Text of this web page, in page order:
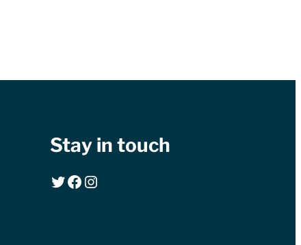
Stay in touch
Twitter Facebook Instagram